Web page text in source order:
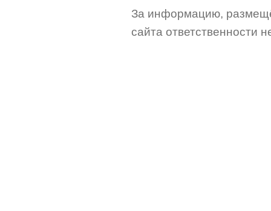
За информацию,
сайта ответственности